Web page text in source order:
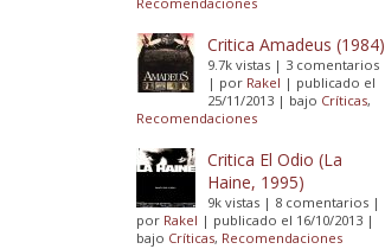
Critica Amadeus (1984)
9.7k vistas | 3 comentarios
| por Rakel | publicado el
25/11/2013 | bajo Críticas,
Recomendaciones
Critica El Odio (La
Haine, 1995)
9k vistas | 8 comentarios |
por Rakel | publicado el 16/10/2013 |
bajo Críticas, Recomendaciones